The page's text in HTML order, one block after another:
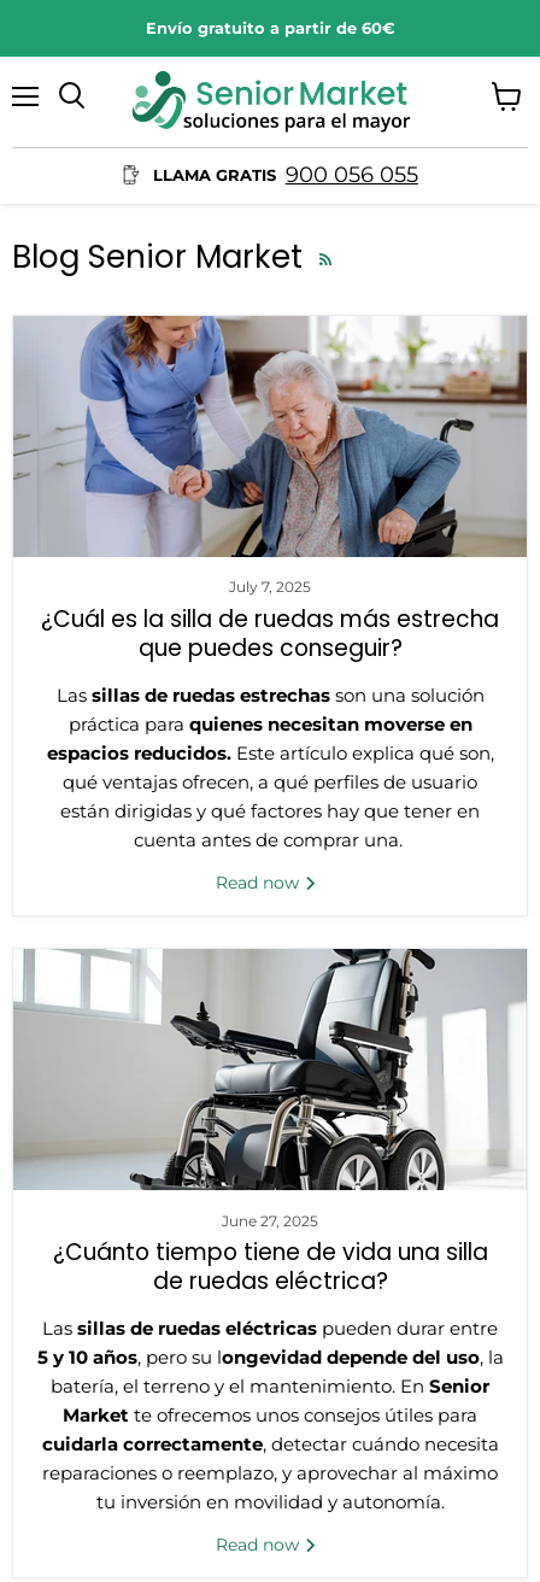
Envío gratuito a partir de 60€
LLAMA GRATIS 900 056 055
Blog Senior Market
July 7, 2025
¿Cuál es la silla de ruedas más estrecha
que puedes conseguir?
Las sillas de ruedas estrechasson una solución
práctica para quienes necesitan moverse en
espacios reducidos.Este artículo explica qué son,
qué ventajas ofrecen, a qué perfiles de usuario
están dirigidas y qué factores hay que tener en
cuenta antes de comprar una.
Read now
June 27, 2025
¿Cuánto tiempo tiene de vida una silla
de ruedas eléctrica?
Las sillas de ruedas eléctricas pueden durar entre
5 y 10 años, pero su longevidad depende del uso, la
batería, el terreno y el mantenimiento. En Senior
Market te ofrecemos unos consejos útiles para
cuidarla correctamente, detectar cuándo necesita
reparaciones o reemplazo, y aprovechar al máximo
tu inversión en movilidad y autonomía.
Read now